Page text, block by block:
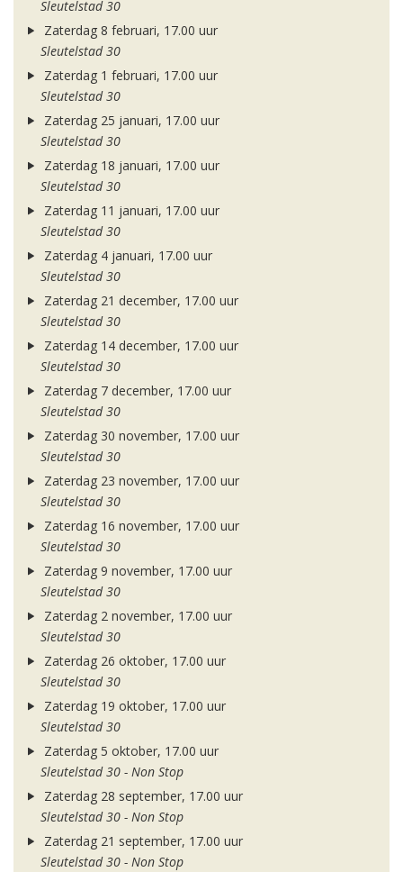
Sleutelstad 30
Zaterdag 8 februari, 17.00 uur
Sleutelstad 30
Zaterdag 1 februari, 17.00 uur
Sleutelstad 30
Zaterdag 25 januari, 17.00 uur
Sleutelstad 30
Zaterdag 18 januari, 17.00 uur
Sleutelstad 30
Zaterdag 11 januari, 17.00 uur
Sleutelstad 30
Zaterdag 4 januari, 17.00 uur
Sleutelstad 30
Zaterdag 21 december, 17.00 uur
Sleutelstad 30
Zaterdag 14 december, 17.00 uur
Sleutelstad 30
Zaterdag 7 december, 17.00 uur
Sleutelstad 30
Zaterdag 30 november, 17.00 uur
Sleutelstad 30
Zaterdag 23 november, 17.00 uur
Sleutelstad 30
Zaterdag 16 november, 17.00 uur
Sleutelstad 30
Zaterdag 9 november, 17.00 uur
Sleutelstad 30
Zaterdag 2 november, 17.00 uur
Sleutelstad 30
Zaterdag 26 oktober, 17.00 uur
Sleutelstad 30
Zaterdag 19 oktober, 17.00 uur
Sleutelstad 30
Zaterdag 5 oktober, 17.00 uur
Sleutelstad 30 - Non Stop
Zaterdag 28 september, 17.00 uur
Sleutelstad 30 - Non Stop
Zaterdag 21 september, 17.00 uur
Sleutelstad 30 - Non Stop